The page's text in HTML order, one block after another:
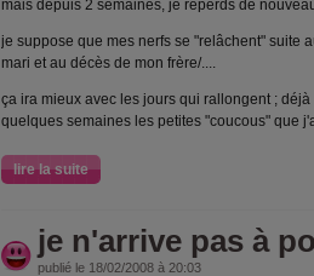
mais depuis 2 semaines, je reperds de
je suppose que mes nerfs se "relâchent" suite
mari et au décès de mon frère/....
ça ira mieux avec les jours qui rallongent ;
quelques semaines les petites "coucous" que
lire la suite
je n'arrive pas à
publié le 18/02/2008 à 20:03